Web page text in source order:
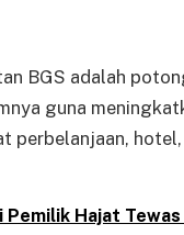
BGS adalah
guna
perbelanjaan,
Pemilik Hajat